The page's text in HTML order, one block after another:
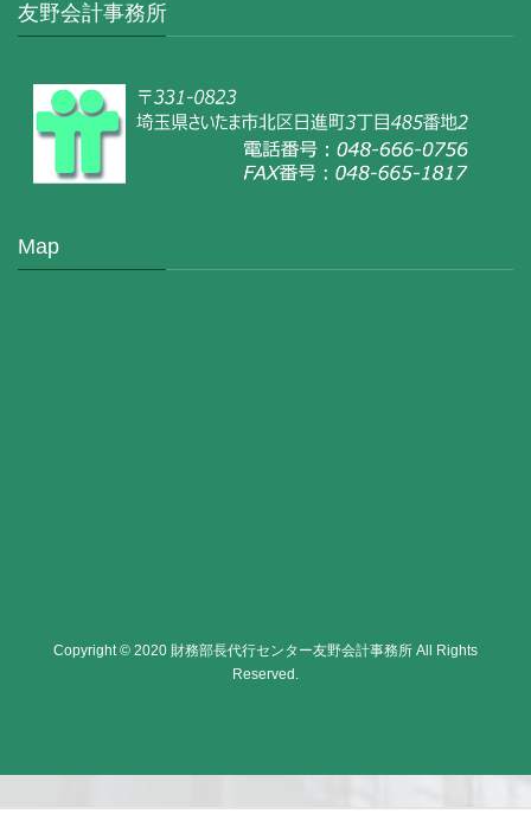
友野会計事務所
Map
Copyright © 2020 財務部長代行センター友野会計事務所 All Rights
Reserved.